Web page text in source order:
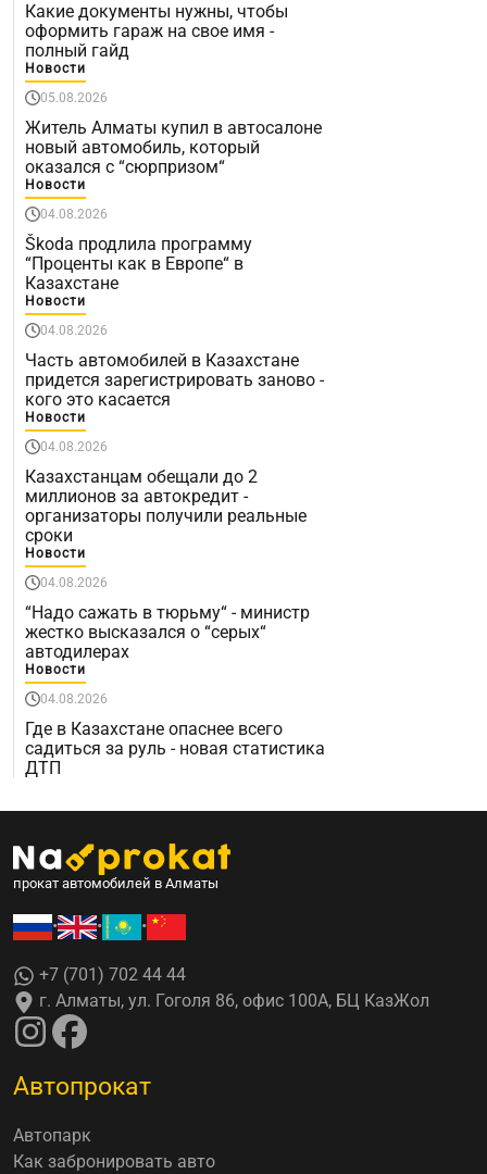
Какие документы нужны, чтобы
оформить гараж на свое имя -
полный гайд
Новости
05.08.2026
Житель Алматы купил в автосалоне
новый автомобиль, который
оказался с “сюрпризом“
Новости
04.08.2026
Škoda продлила программу
“Проценты как в Европе“ в
Казахстане
Новости
04.08.2026
Часть автомобилей в Казахстане
придется зарегистрировать заново -
кого это касается
Новости
04.08.2026
Казахстанцам обещали до 2
миллионов за автокредит -
организаторы получили реальные
сроки
Новости
04.08.2026
“Надо сажать в тюрьму“ - министр
жестко высказался о “серых“
автодилерах
Новости
04.08.2026
Где в Казахстане опаснее всего
садиться за руль - новая статистика
ДТП
прокат автомобилей в Алматы
• • •
+7 (701) 702 44 44
г. Алматы, ул. Гоголя 86, офис 100А, БЦ КазЖол
Автопрокат
Автопарк
Как забронировать авто